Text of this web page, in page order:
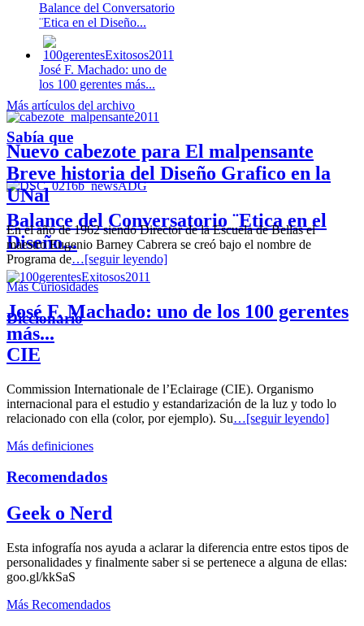
Balance del Conversatorio
¨Etica en el Diseño...
José F. Machado: uno de
los 100 gerentes más...
Nuevo cabezote para El malpensante
Balance del Conversatorio ¨Etica en el
Diseño...
José F. Machado: uno de los 100 gerentes
más...
Más artículos del archivo
Sabía que
Breve historia del Diseño Grafico en la
UNal
En el año de 1962 siendo Director de la Escuela de Bellas el
maestro Eugenio Barney Cabrera se creó bajo el nombre de
Programa de…[seguir leyendo]
Más Curiosidades
Diccionario
CIE
Commission Internationale de l’Eclairage (CIE). Organismo
internacional para el estudio y estandarización de la luz y todo lo
relacionado con ella (color, por ejemplo). Su…[seguir leyendo]
Más definiciones
Recomendados
Geek o Nerd
Esta infografía nos ayuda a aclarar la diferencia entre estos tipos de
personalidades y finalmente saber si se pertenece a alguna de ellas:
goo.gl/kkSaS
Más Recomendados